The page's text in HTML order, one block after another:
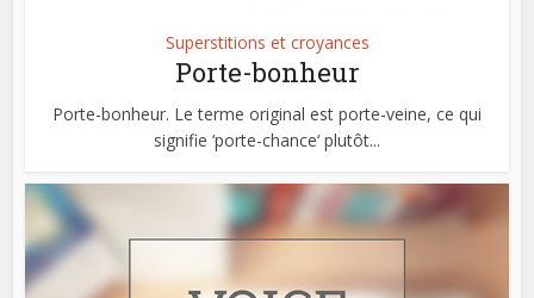
Superstitions et croyances
Porte-bonheur
Porte-bonheur. Le terme original est porte-veine, ce qui
signifie ‘porte-chance‘ plutôt...